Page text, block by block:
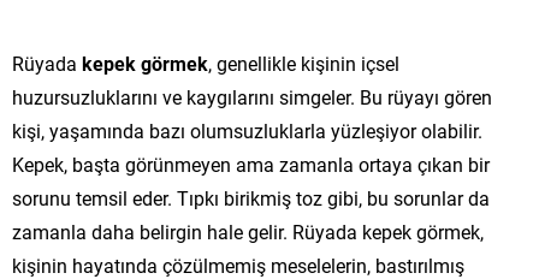
Rüyada kepek görmek, genellikle kişinin içsel
huzursuzluklarını ve kaygılarını simgeler. Bu rüyayı gören
kişi, yaşamında bazı olumsuzluklarla yüzleşiyor olabilir.
Kepek, başta görünmeyen ama zamanla ortaya çıkan bir
sorunu temsil eder. Tıpkı birikmiş toz gibi, bu sorunlar da
zamanla daha belirgin hale gelir. Rüyada kepek görmek,
kişinin hayatında çözülmemiş meselelerin, bastırılmış